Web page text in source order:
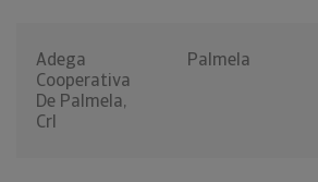
Adega
Cooperativa
De Palmela,
Crl
Palmela